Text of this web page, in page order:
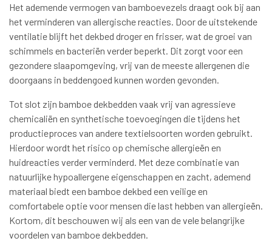
Het ademende vermogen van bamboevezels draagt ook bij aan
het verminderen van allergische reacties. Door de uitstekende
ventilatie blijft het dekbed droger en frisser, wat de groei van
schimmels en bacteriën verder beperkt. Dit zorgt voor een
gezondere slaapomgeving, vrij van de meeste allergenen die
doorgaans in beddengoed kunnen worden gevonden.
Tot slot zijn bamboe dekbedden vaak vrij van agressieve
chemicaliën en synthetische toevoegingen die tijdens het
productieproces van andere textielsoorten worden gebruikt.
Hierdoor wordt het risico op chemische allergieën en
huidreacties verder verminderd. Met deze combinatie van
natuurlijke hypoallergene eigenschappen en zacht, ademend
materiaal biedt een bamboe dekbed een veilige en
comfortabele optie voor mensen die last hebben van allergieën.
Kortom, dit beschouwen wij als een van de vele belangrijke
voordelen van bamboe dekbedden.